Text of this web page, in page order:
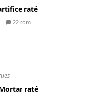
raté
22 com
raté